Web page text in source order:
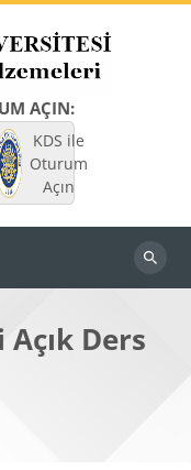
AÇIN:
KDS ile
Oturum
Açın
Dersleri
Ders